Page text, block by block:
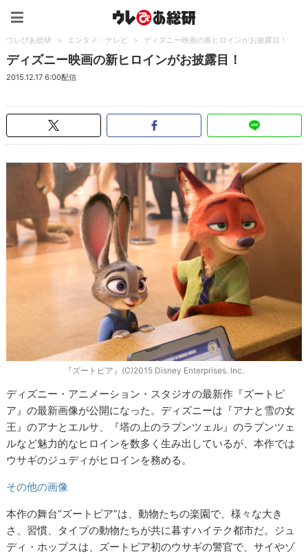
ウレぴあ総研 > エンタメ・テレビ > ディズニー映画の新ヒロインがお披露目！
ディズニー映画の新ヒロインがお披露目！
2015.12.17 6:00配信
『ズートピア』(C)2015 Disney Enterprises. Inc.
ディズニー・アニメーション・スタジオの最新作『ズートピ
ア』の最新画像が公開になった。ディズニーは『アナと雪の女
王』のアナとエルサ、『塔の上のラプンツェル』のラプンツェ
ルなど魅力的なヒロインを数多く生み出しているが、本作では
ウサギのジュディがヒロインを務める。
その他の画像
本作の舞台“ズートピア”は、動物たちの楽園で、様々な大き
さ、習慣、タイプの動物たちが共に暮すハイテク都市だ。ジュ
ディ・ホップスは、ズートピア初のウサギの警官で、サイやゾ